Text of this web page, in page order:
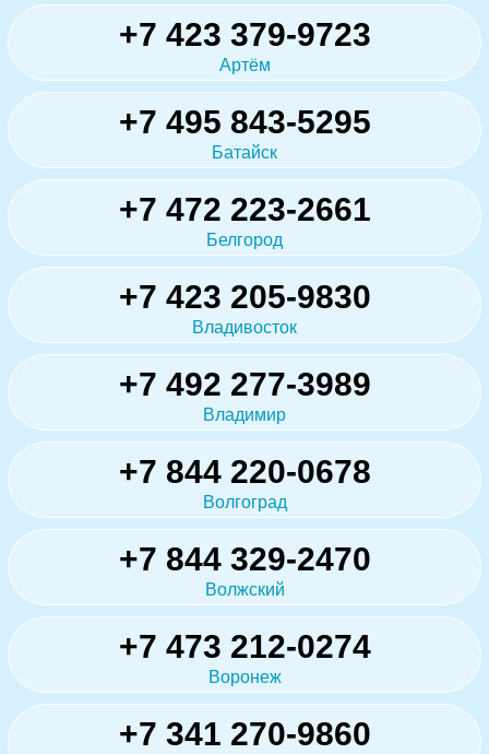
+7 423 379-9723
Артём
+7 495 843-5295
Батайск
+7 472 223-2661
Белгород
+7 423 205-9830
Владивосток
+7 492 277-3989
Владимир
+7 844 220-0678
Волгоград
+7 844 329-2470
Волжский
+7 473 212-0274
Воронеж
+7 341 270-9860